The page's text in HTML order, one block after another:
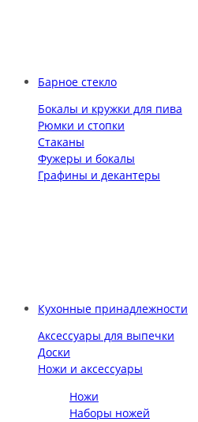
Барное стекло
Бокалы и кружки для пива
Рюмки и стопки
Стаканы
Фужеры и бокалы
Графины и декантеры
Кухонные принадлежности
Аксессуары для выпечки
Доски
Ножи и аксессуары
Ножи
Наборы ножей